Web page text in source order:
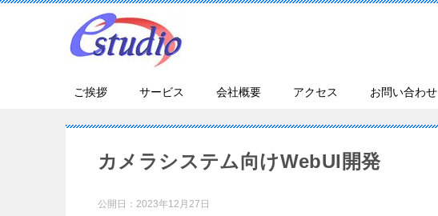
ご挨拶 サービス 会社概要 アクセス お問い合わせ
カメラシステム向けWebUI開発
公開日： 2023年12月27日